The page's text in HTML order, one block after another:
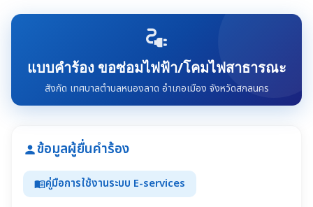
electrical_services
แบบคำร้อง ขอซ่อมไฟฟ้า/โคมไฟสาธารณะ
สังกัด เทศบาลตำบลหนองลาด อำเภอเมือง จังหวัดสกลนคร
personข้อมูลผู้ยื่นคำร้อง
menu_bookคู่มือการใช้งานระบบ E-services